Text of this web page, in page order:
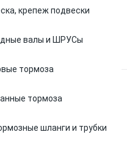
крепеж подвески
валы и ШРУСы
тормоза
тормоза
шланги и трубки